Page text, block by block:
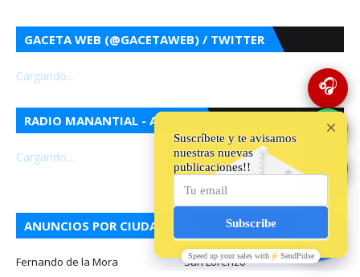
GACETA WEB (@GACETAWEB) / TWITTER
Cargando...
RADIO MANANTIAL - AUDIOS.
Cargando...
ANUNCIOS POR CIUDADES
Fernando de la Mora
San Lorenzo
🎧
💬
🔵